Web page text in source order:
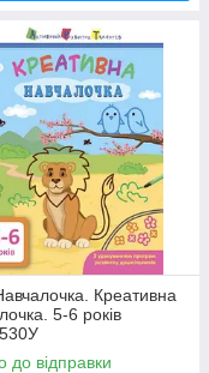
Креативна
5-6 років
до відправки